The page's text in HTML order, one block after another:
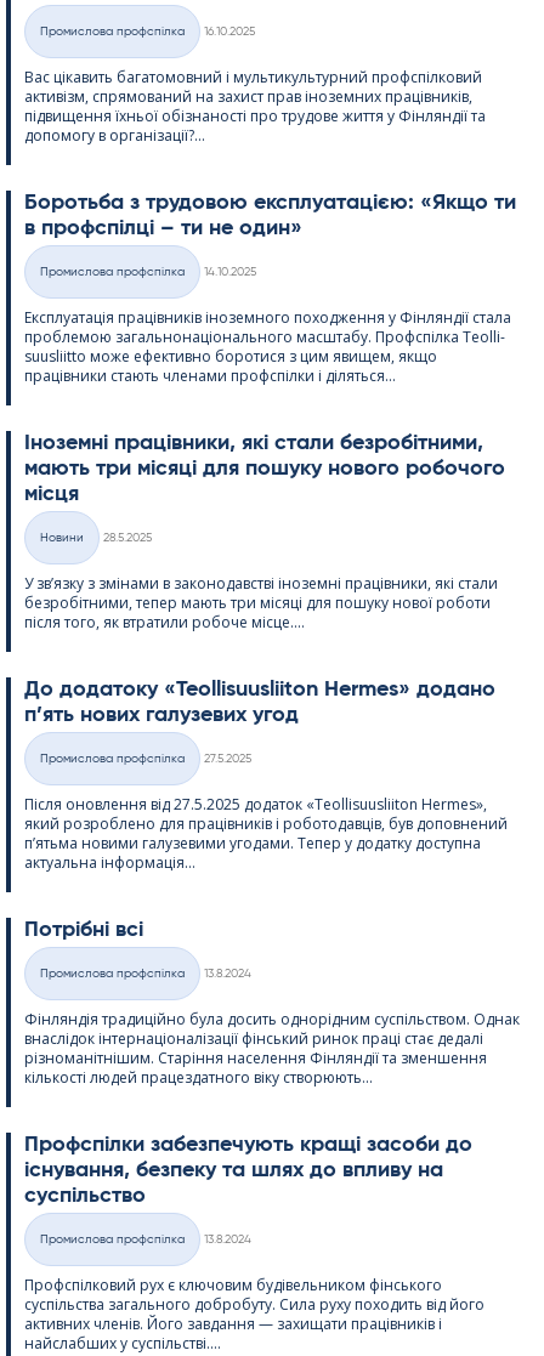
Категорії
Промислова профспілка
16.10.2025
Вас цікавить багатомовний і мультикультурний профспілковий
активізм, спрямований на захист прав іноземних працівників,
підвищення їхньої обізнаності про трудове життя у Фінляндії та
допомогу в організації?...
Боротьба з трудовою експлуатацією: «Якщо ти
в профспілці – ти не один»
Категорії
Промислова профспілка
14.10.2025
Експлуатація працівників іноземного походження у Фінляндії стала
проблемою загальнонаціонального масштабу. Профспілка Teol­li­
suus­liitto може ефективно боротися з цим явищем, якщо
працівники стають членами профспілки і діляться...
Іноземні працівники, які стали безробітними,
мають три місяці для пошуку нового робочого
місця
Категорії
Новини
28.5.2025
У зв’язку з змінами в законодавстві іноземні працівники, які стали
безробітними, тепер мають три місяці для пошуку нової роботи
після того, як втратили робоче місце....
До додатоку «Teol­li­suus­lii­ton Her­mes» додано
п’ять нових галузевих угод
Категорії
Промислова профспілка
27.5.2025
Після оновлення від 27.5.2025 додаток «Teol­li­suus­lii­ton Her­mes»,
який розроблено для працівників і роботодавців, був доповнений
п’ятьма новими галузевими угодами. Тепер у додатку доступна
актуальна інформація...
Потрібні всі
Категорії
Промислова профспілка
13.8.2024
Фінляндія традиційно була досить однорідним суспільством. Однак
внаслідок інтернаціоналізації фінський ринок праці стає дедалі
різноманітнішим. Старіння населення Фінляндії та зменшення
кількості людей працездатного віку створюють...
Профспілки забезпечують кращі засоби до
існування, безпеку та шлях до впливу на
суспільство
Категорії
Промислова профспілка
13.8.2024
Профспілковий рух є ключовим будівельником фінського
суспільства загального добробуту. Сила руху походить від його
активних членів. Його завдання — захищати працівників і
найслабших у суспільстві....